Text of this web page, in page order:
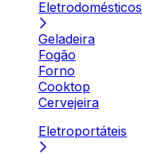
Eletrodomésticos
Geladeira
Fogão
Forno
Cooktop
Cervejeira
Eletroportáteis